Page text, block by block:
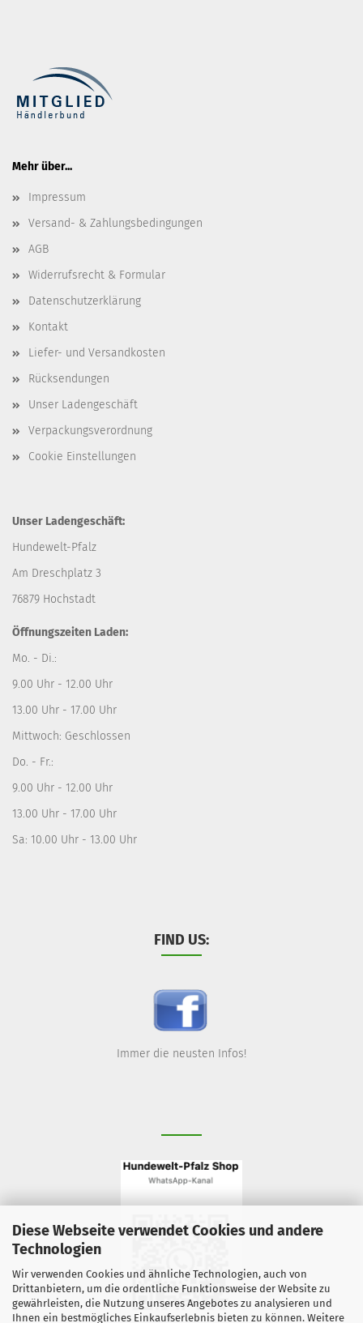
Diese Webseite verwendet Cookies und andere
Technologien
Wir verwenden Cookies und ähnliche Technologien, auch von
Drittanbietern, um die ordentliche Funktionsweise der Website zu
gewährleisten, die Nutzung unseres Angebotes zu analysieren und
Ihnen ein bestmögliches Einkaufserlebnis bieten zu können. Weitere
Mehr über...
Impressum
Versand- & Zahlungsbedingungen
AGB
Widerrufsrecht & Formular
Datenschutzerklärung
Kontakt
Liefer- und Versandkosten
Rücksendungen
Unser Ladengeschäft
Verpackungsverordnung
Cookie Einstellungen
Unser Ladengeschäft:
Hundewelt-Pfalz
Am Dreschplatz 3
76879 Hochstadt
Öffnungszeiten Laden:
Mo. - Di.:
9.00 Uhr - 12.00 Uhr
13.00 Uhr - 17.00 Uhr
Mittwoch: Geschlossen
Do. - Fr.:
9.00 Uhr - 12.00 Uhr
13.00 Uhr - 17.00 Uhr
Sa: 10.00 Uhr - 13.00 Uhr
FIND US:
Immer die neusten Infos!